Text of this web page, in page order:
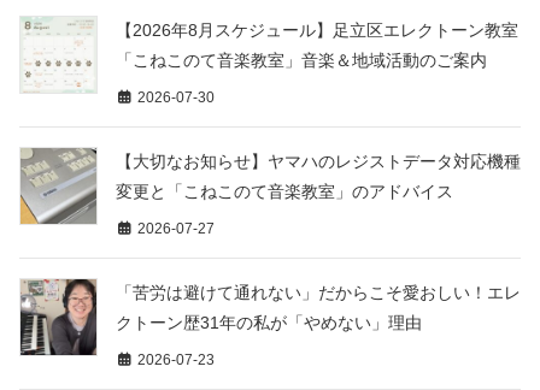
【2026年8月スケジュール】足立区エレクトーン教室
「こねこのて音楽教室」音楽＆地域活動のご案内
2026-07-30
【大切なお知らせ】ヤマハのレジストデータ対応機種
変更と「こねこのて音楽教室」のアドバイス
2026-07-27
「苦労は避けて通れない」だからこそ愛おしい！エレ
クトーン歴31年の私が「やめない」理由
2026-07-23